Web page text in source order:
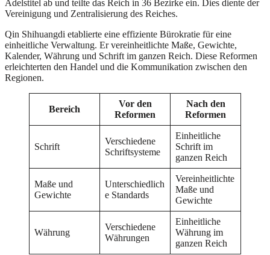
Adelstitel ab und teilte das Reich in 36 Bezirke ein. Dies diente der
Vereinigung und Zentralisierung des Reiches.
Qin Shihuangdi etablierte eine effiziente Bürokratie für eine
einheitliche Verwaltung. Er vereinheitlichte Maße, Gewichte,
Kalender, Währung und Schrift im ganzen Reich. Diese Reformen
erleichterten den Handel und die Kommunikation zwischen den
Regionen.
Bereich
Vor den
Reformen
Nach den
Reformen
Schrift
Verschiedene
Schriftsysteme
Einheitliche
Schrift im
ganzen Reich
Maße und
Gewichte
Unterschiedlich
e Standards
Vereinheitlichte
Maße und
Gewichte
Währung
Verschiedene
Währungen
Einheitliche
Währung im
ganzen Reich